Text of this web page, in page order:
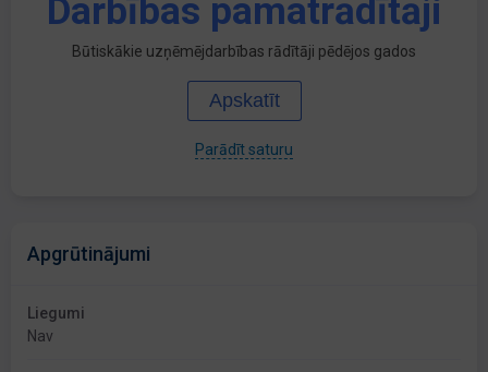
Darbības pamatrādītāji
Būtiskākie uzņēmējdarbības rādītāji pēdējos gados
Apskatīt
Parādīt saturu
Apgrūtinājumi
Liegumi
Nav